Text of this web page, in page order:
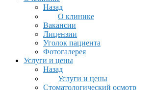
Назад
О клинике
Вакансии
Лицензии
Уголок пациента
Фотогалерея
Услуги и цены
Назад
Услуги и цены
Стоматологический осмотр